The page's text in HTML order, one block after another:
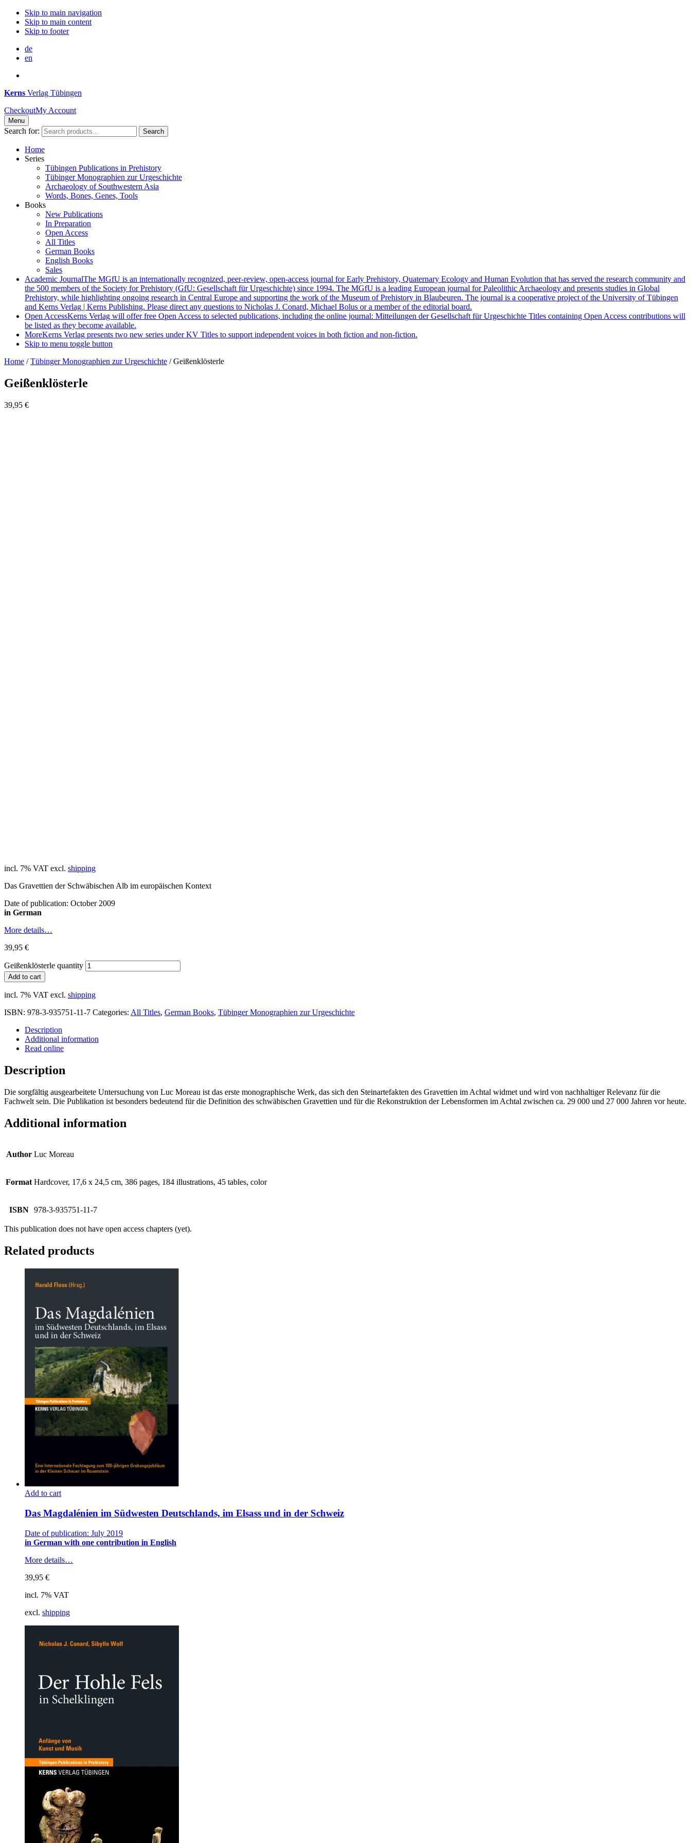
Skip to main navigation
Skip to main content
Skip to footer
de
en
Kerns Verlag Tübingen
CheckoutMy Account
Menu
Search for: Search
Home
Series
Tübingen Publications in Prehistory
Tübinger Monographien zur Urgeschichte
Archaeology of Southwestern Asia
Words, Bones, Genes, Tools
Books
New Publications
In Preparation
Open Access
All Titles
German Books
English Books
Sales
Academic JournalThe MGfU is an internationally recognized, peer-review, open-access journal for Early Prehistory, Quaternary Ecology and Human Evolution that has served the research community and
the 500 members of the Society for Prehistory (GfU: Gesellschaft für Urgeschichte) since 1994. The MGfU is a leading European journal for Paleolithic Archaeology and presents studies in Global
Prehistory, while highlighting ongoing research in Central Europe and supporting the work of the Museum of Prehistory in Blaubeuren. The journal is a cooperative project of the University of Tübingen
and Kerns Verlag | Kerns Publishing. Please direct any questions to Nicholas J. Conard, Michael Bolus or a member of the editorial board.
Open AccessKerns Verlag will offer free Open Access to selected publications, including the online journal: Mitteilungen der Gesellschaft für Urgeschichte Titles containing Open Access contributions will
be listed as they become available.
MoreKerns Verlag presents two new series under KV Titles to support independent voices in both fiction and non-fiction.
Skip to menu toggle button
Home /Tübinger Monographien zur Urgeschichte /Geißenklösterle
Geißenklösterle
39,95 €
incl. 7% VAT excl. shipping
Das Gravettien der Schwäbischen Alb im europäischen Kontext
Date of publication: October 2009
in German
More details…
39,95 €
Geißenklösterle quantity
Add to cart
incl. 7% VAT excl. shipping
ISBN: 978-3-935751-11-7 Categories: All Titles, German Books, Tübinger Monographien zur Urgeschichte
Description
Additional information
Read online
Description
Die sorgfältig ausgearbeitete Untersuchung von Luc Moreau ist das erste monographische Werk, das sich den Steinartefakten des Gravettien im Achtal widmet und wird von nachhaltiger Relevanz für die
Fachwelt sein. Die Publikation ist besonders bedeutend für die Definition des schwäbischen Gravettien und für die Rekonstruktion der Lebensformen im Achtal zwischen ca. 29 000 und 27 000 Jahren vor heute.
Additional information
Author Luc Moreau
Format Hardcover, 17,6 x 24,5 cm, 386 pages, 184 illustrations, 45 tables, color
ISBN 978-3-935751-11-7
This publication does not have open access chapters (yet).
Related products
Add to cart
Das Magdalénien im Südwesten Deutschlands, im Elsass und in der Schweiz
Date of publication: July 2019
in German with one contribution in English
More details…
39,95 €
incl. 7% VAT
excl. shipping